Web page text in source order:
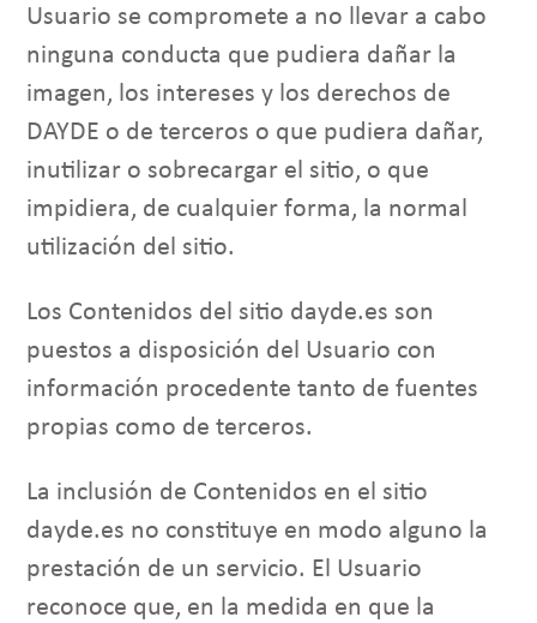
Usuario se compromete a no llevar a cabo
ninguna conducta que pudiera dañar la
imagen, los intereses y los derechos de
DAYDE o de terceros o que pudiera dañar,
inutilizar o sobrecargar el sitio, o que
impidiera, de cualquier forma, la normal
utilización del sitio.
Los Contenidos del sitio dayde.es son
puestos a disposición del Usuario con
información procedente tanto de fuentes
propias como de terceros.
La inclusión de Contenidos en el sitio
dayde.es no constituye en modo alguno la
prestación de un servicio. El Usuario
reconoce que, en la medida en que la